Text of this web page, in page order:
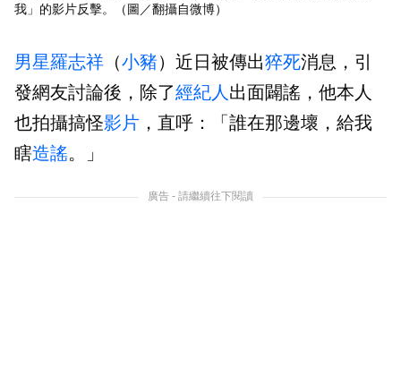
我」的影片反擊。（圖／翻攝自微博）
男星羅志祥 （小豬）近日被傳出猝死消息，引
發網友討論後，除了經紀人 出面闢謠，他本人
也拍攝搞怪影片 ，直呼：「誰在那邊壞，給我
瞎造謠。」
廣告 - 請繼續往下閱讀